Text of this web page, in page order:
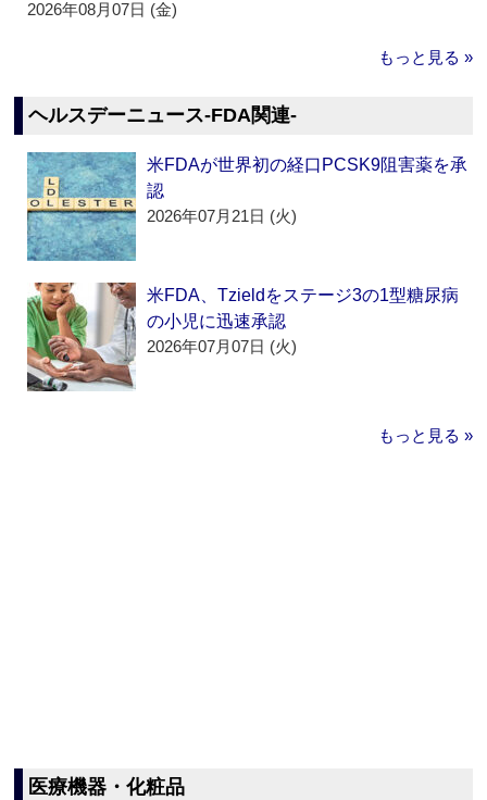
2026年08月07日 (金)
もっと見る »
ヘルスデーニュース‐FDA関連‐
米FDAが世界初の経口PCSK9阻害薬を承
認
2026年07月21日 (火)
米FDA、Tzieldをステージ3の1型糖尿病
の小児に迅速承認
2026年07月07日 (火)
もっと見る »
医療機器・化粧品